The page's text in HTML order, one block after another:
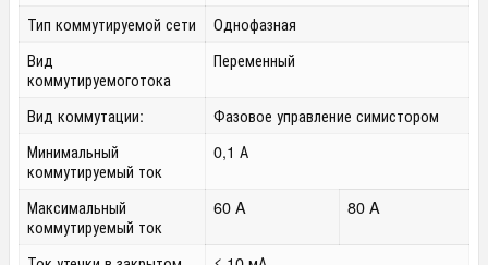
Тип коммутируемой сети
Однофазная
Вид
коммутируемоготока
Переменный
Вид коммутации:
Фазовое управление симистором
Минимальный
коммутируемый ток
0,1 А
Максимальный
коммутируемый ток
60 A 80 A